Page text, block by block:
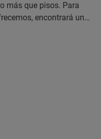
más que pisos. Para
encontrará una
como capas